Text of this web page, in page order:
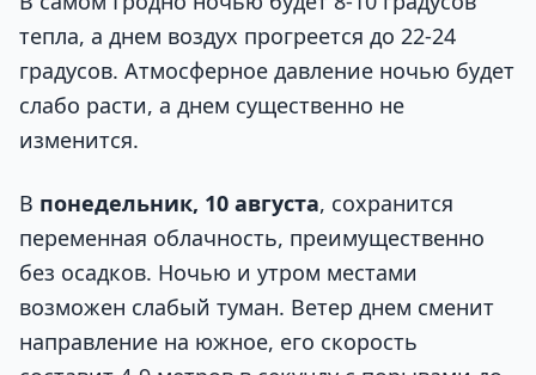
тепла, а днем воздух прогреется до 22-24
градусов. Атмосферное давление ночью будет
слабо расти, а днем существенно не
изменится.
В понедельник, 10 августа, сохранится
переменная облачность, преимущественно
без осадков. Ночью и утром местами
возможен слабый туман. Ветер днем сменит
направление на южное, его скорость